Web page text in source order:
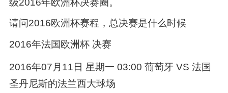
级2016年欧洲杯决赛圈。
请问2016欧洲杯赛程，总决赛是什么时候
2016年法国欧洲杯 决赛
2016年07月11日 星期一 03:00 葡萄牙 VS 法国
圣丹尼斯的法兰西大球场